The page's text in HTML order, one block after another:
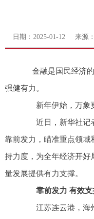
日期：2025-01-12 来源
金融是国民经济的
强健有力。
新年伊始，万象
近日，新华社记者
靠前发力，瞄准重点领域
持力度，为全年经济开好
量发展提供有力支撑。
靠前发力 有效
江苏连云港，海州